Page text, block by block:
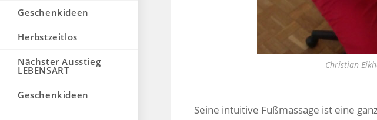
Geschenkideen
Herbstzeitlos
Nächster Ausstieg
LEBENSART
Geschenkideen
Christian
Seine intuitive Fußmassage ist eine